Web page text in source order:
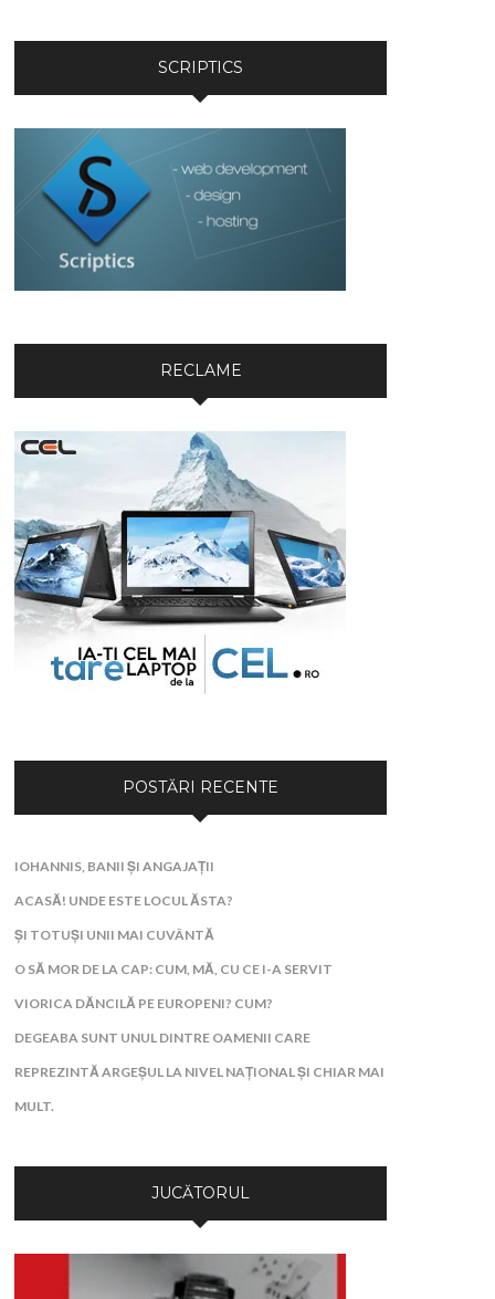
SCRIPTICS
RECLAME
POSTĂRI RECENTE
IOHANNIS, BANII ȘI ANGAJAȚII
ACASĂ! UNDE ESTE LOCUL ĂSTA?
ȘI TOTUȘI UNII MAI CUVÂNTĂ
O SĂ MOR DE LA CAP: CUM, MĂ, CU CE I-A SERVIT
VIORICA DĂNCILĂ PE EUROPENI? CUM?
DEGEABA SUNT UNUL DINTRE OAMENII CARE
REPREZINTĂ ARGEȘUL LA NIVEL NAȚIONAL ȘI CHIAR MAI
MULT.
JUCĂTORUL